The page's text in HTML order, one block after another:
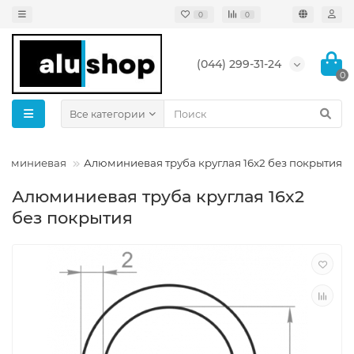
0 0
(044) 299-31-24
0
Все категории
Алюминиевая труба круглая 16x2 без покрытия
Алюминиевая труба круглая 16x2
без покрытия